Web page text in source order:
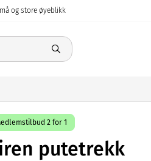
og store øyeblikk
2 for 1
putetrekk